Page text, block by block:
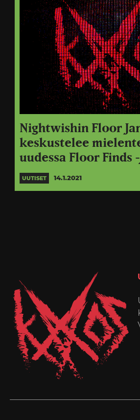
Nightwishin Floor
keskustelee
uudessa Floor Finds
UUTISET 14.1.2021